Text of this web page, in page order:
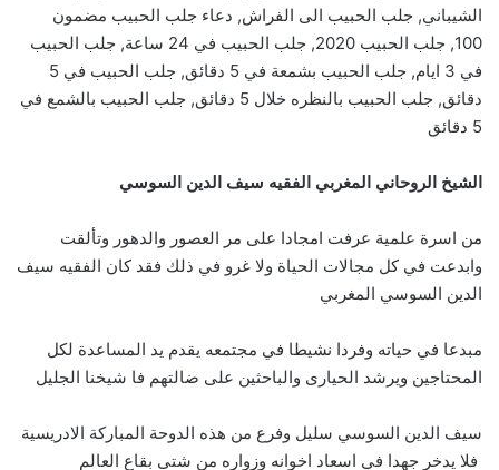
الشيباني, جلب الحبيب الى الفراش, دعاء جلب الحبيب مضمون
100, جلب الحبيب 2020, جلب الحبيب في 24 ساعة, جلب الحبيب
في 3 ايام, جلب الحبيب بشمعة في 5 دقائق, جلب الحبيب في 5
دقائق, جلب الحبيب بالنظره خلال 5 دقائق, جلب الحبيب بالشمع في
5 دقائق
الشيخ الروحاني المغربي الفقيه سيف الدين السوسي
من اسرة علمية عرفت امجادا على مر العصور والدهور وتألقت
وابدعت في كل مجالات الحياة ولا غرو في ذلك فقد كان الفقيه سيف
الدين السوسي المغربي
مبدعا في حياته وفردا نشيطا في مجتمعه يقدم يد المساعدة لكل
المحتاجين ويرشد الحيارى والباحثين على ضالتهم فا شيخنا الجليل
سيف الدين السوسي سليل وفرع من هذه الدوحة المباركة الادريسية
فلا يدخر جهدا في اسعاد اخوانه وزواره من شتى بقاع العالم